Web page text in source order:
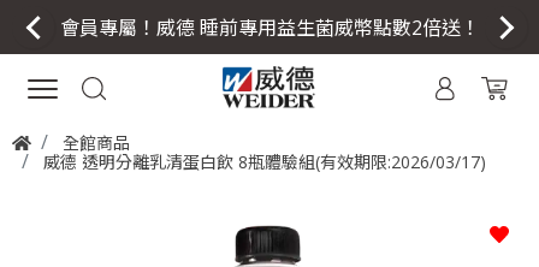
會員專屬！威德 睡前專用益生菌威幣點數2倍送！
全館商品
威德 透明分離乳清蛋白飲 8瓶體驗組(有效期限:2026/03/17)